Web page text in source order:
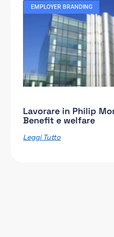
EMPLOYER BRANDING
Lavorare in Philip
Benefit e welfare
Leggi Tutto